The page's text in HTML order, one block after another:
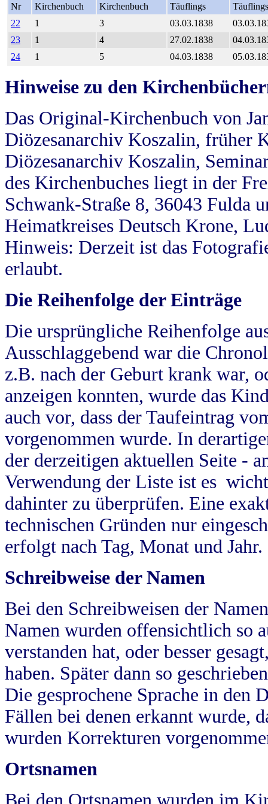
Nr
Kirchenbuch
Kirchenbuch
Täuflings
Täuflings
22
1 3 03.03.1838
23
1 4 27.02.1838
24
1 5 04.03.1838
Hinweise zu den
Das Original-Kirchenbuch von
Diözesanarchiv Koszalin, früher
Diözesanarchiv Koszalin,
des Kirchenbuches liegt in der
Schwank-Straße 8, 36043 Fulda
Heimatkreises Deutsch Krone,
Hinweis: Derzeit ist das
erlaubt.
Die Reihenfolge der Einträge
Die ursprüngliche Reihenfolge
Ausschlaggebend war die
z.B. nach der Geburt krank war,
anzeigen konnten, wurde das
auch vor, dass der Taufeintrag
vorgenommen wurde. In
der derzeitigen aktuellen Seite -
Verwendung der Liste ist es
dahinter zu überprüfen. Eine
technischen Gründen nur
erfolgt nach Tag, Monat und Jahr.
Schreibweise der Namen
Bei den Schreibweisen der
Namen wurden offensichtlich so
verstanden hat, oder besser
haben. Später dann so
Die gesprochene Sprache in
Fällen bei denen erkannt wurde,
wurden Korrekturen
Ortsnamen